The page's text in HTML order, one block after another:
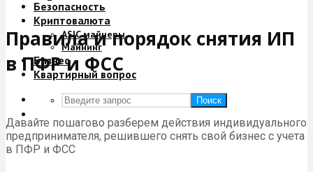
Безопасность
Криптовалюта
ASIC майнеры
Майнинг
Бизнес
Квартирный вопрос
Поиск
Правила и порядок снятия ИП
в ПФР и ФСС
Давайте пошагово разберем действия индивидуального
предпринимателя, решившего снять свой бизнес с учета
в ПФР и ФСС